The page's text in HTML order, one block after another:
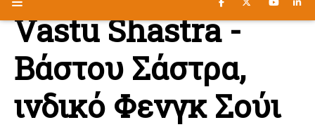
Vastu Shastra -
Βάστου Σάστρα,
ινδικό Φενγκ Σούι